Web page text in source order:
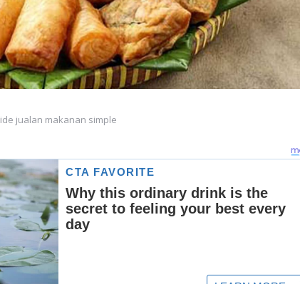
ide jualan makanan simple